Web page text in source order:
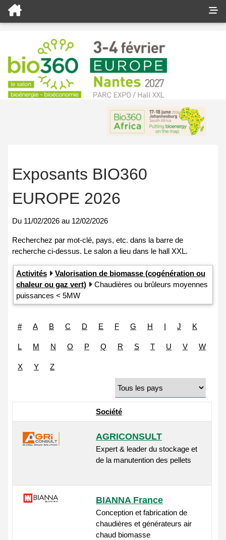
Exposants BIO360
EUROPE 2026
Du 11/02/2026 au 12/02/2026
Activités
Valorisation de biomasse (cogénération ou
chaleur ou gaz vert)
Chaudières ou brûleurs moyennes
puissances < 5MW
# A B C D E F G H I J K
L M N O P Q R S T U V W
X Y Z
Société
AGRICONSULT
Expert & leader du stockage et
de la manutention des pellets
BIANNA France
Conception et fabrication de
chaudières et générateurs air
chaud biomasse